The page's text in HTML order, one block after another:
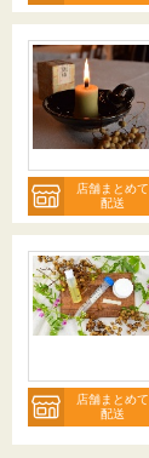
店舗まとめて
配送
店舗まとめて
配送